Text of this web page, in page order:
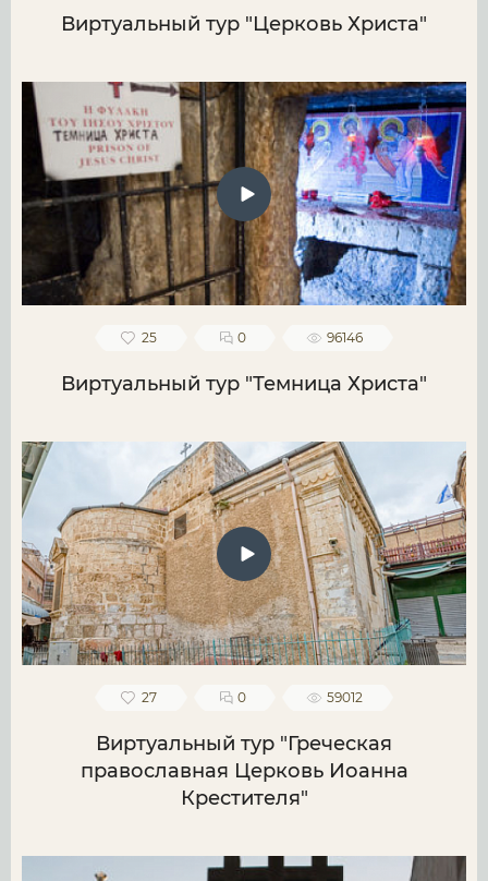
Виртуальный тур "Церковь Христа"
25 0 96146
Виртуальный тур "Темница Христа"
27 0 59012
Виртуальный тур "Греческая
православная Церковь Иоанна
Крестителя"